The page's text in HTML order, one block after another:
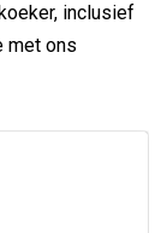
inclusief
met ons